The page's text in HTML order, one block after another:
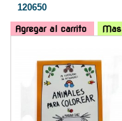
120650
Agregar al carrito Mas